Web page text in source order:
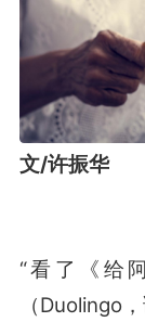
文/许振华
“看了《给
（Duolingo